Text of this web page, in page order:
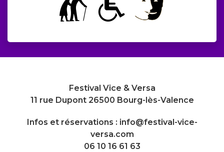
Festival Vice & Versa
11 rue Dupont 26500 Bourg-lès-Valence
Infos et réservations : info@festival-vice-
versa.com
06 10 16 61 63